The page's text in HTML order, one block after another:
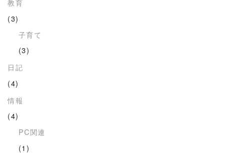
教育
(3)
子育て
(3)
日記
(4)
情報
(4)
PC関連
(1)